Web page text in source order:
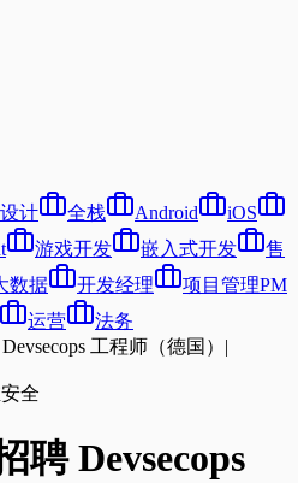
设计 全栈 Android
iOS
游戏开发 嵌入式开发
售
数据 开发经理
项目管理PM
运营
法务
工程师（德国）|
安全
聘 Devsecops